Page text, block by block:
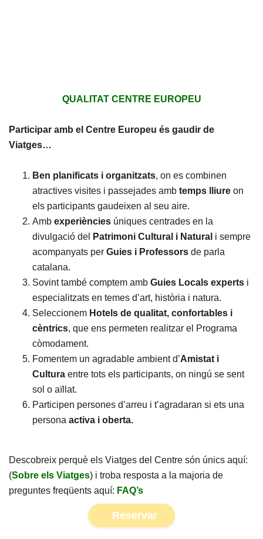
Reservar
QUALITAT CENTRE EUROPEU
Participar amb el Centre Europeu és gaudir de
Viatges…
Ben planificats i organitzats, on es combinen
atractives visites i passejades amb temps lliure on
els participants gaudeixen al seu aire.
Amb experiències úniques centrades en la
divulgació del
Patrimoni Cultural i Natural i sempre
acompanyats per Guies i Professors de parla
catalana.
Sovint també comptem amb Guies Locals experts i
especialitzats en temes d’art, història i natura.
Seleccionem Hotels de qualitat, confortables i
cèntrics, que ens permeten realitzar el Programa
còmodament.
Fomentem un agradable ambient d’Amistat i
Cultura entre tots els participants, on ningú se sent
sol o aïllat.
Participen persones d’arreu i t’agradaran si ets una
persona activa i oberta.
Descobreix perquè els Viatges del Centre són únics aquí:
(Sobre els Viatges) i troba resposta a la majoria de
preguntes freqüents aquí: FAQ’s